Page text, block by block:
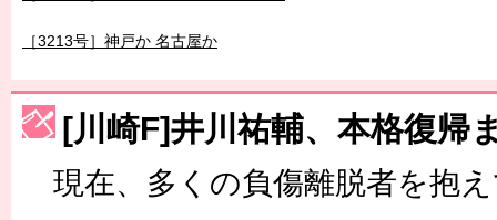
［3214号］WEST制覇
[川崎F]井川祐輔、本格復帰
現在、多くの負傷離脱者を抱